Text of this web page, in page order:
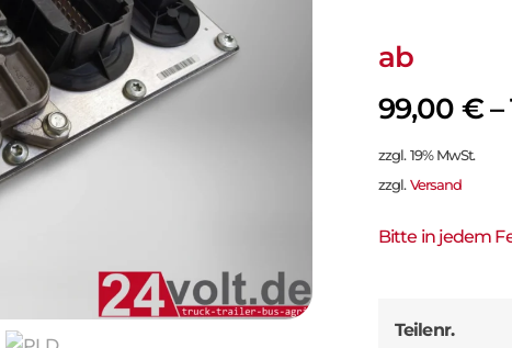
ab
99,00 € –
zzgl. 19% MwSt.
zzgl. Versand
Bitte in jedem
Teilenr.